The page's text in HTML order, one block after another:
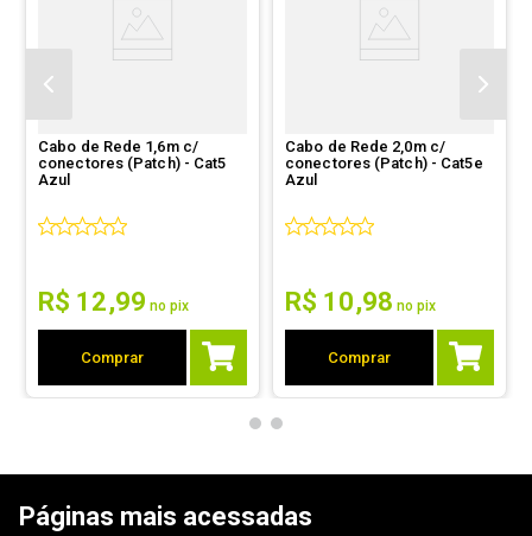
Cabo de Rede 1,6m c/
conectores (Patch) - Cat5
Azul
R$ 12,99 no pix
Comprar
Cabo de Rede 2,0m c/
conectores (Patch) - Cat5e
Azul
R$ 10,98 no pix
Comprar
Páginas mais acessadas